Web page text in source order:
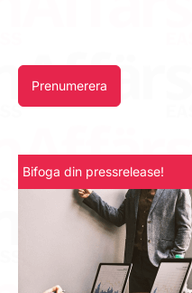
Prenumerera
Bifoga din pressrelease!